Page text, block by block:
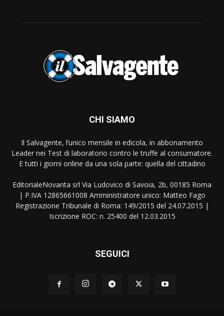
CHI SIAMO
Il Salvagente, l’unico mensile in edicola, in abbonamento
Leader nei Test di laboratorio contro le truffe al consumatore.
E tutti i giorni online da una sola parte: quella del cittadino
EditorialeNovanta srl Via Ludovico di Savoia, 2b, 00185 Roma
| P.IVA 12865661008 Amministratore unico: Matteo Fago
Registrazione Tribunale di Roma: 149/2015 del 24.07.2015 |
Iscrizione ROC: n. 25400 del 12.03.2015
SEGUICI